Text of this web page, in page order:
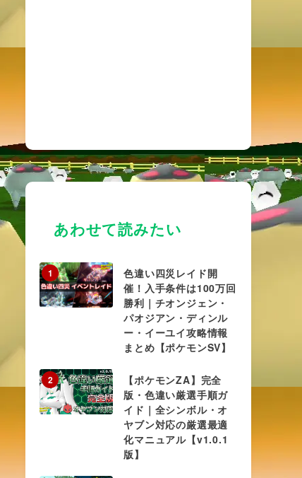
あわせて読みたい
1
色違い四災レイド開
催！入手条件は100万回
勝利｜チオンジェン・
パオジアン・ディンル
ー・イーユイ攻略情報
まとめ【ポケモンSV】
2
【ポケモンZA】完全
版・色違い厳選手順ガ
イド｜全シンボル・オ
ヤブン対応の厳選最適
化マニュアル【v1.0.1
版】